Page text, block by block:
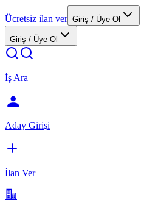
Ücretsiz ilan ver Giriş / Üye Ol
Giriş / Üye Ol
İş Ara
Aday Girişi
İlan Ver